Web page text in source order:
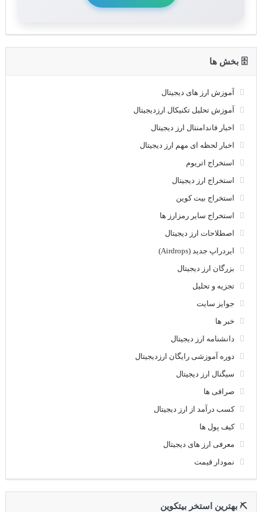
🗄 بخش ها
آموزش ارز های دیجیتال
آموزش تحلیل تکنیکال ارزدیجیتال
اخبار فاندامنتال ارز دیجیتال
اخبار لحظه ای مهم ارز دیجیتال
استخراج اتریوم
استخراج ارز دیجیتال
استخراج بیت کوین
استخراج سایر رمزارز ها
اصطلاحات ارز دیجیتال
ایردراپ جدید (Airdrops)
بزرگان ارز دیجیتال
تجزیه و تحلیل
جوایز سایت
خبر ها
دانشنامه ارز دیجیتال
دوره آموزشی رایگان ارزدیجیتال
سیگنال ارز دیجیتال
صرافی ها
کسب درآمد از ارز دیجیتال
کیف پول ها
معرفی ارز های دیجیتال
نمودار قیمت
⛏ بهترین استخر بیتکوین